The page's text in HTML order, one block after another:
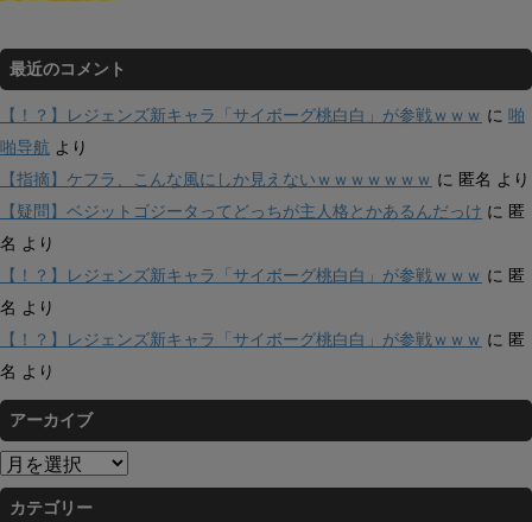
最近のコメント
【！？】レジェンズ新キャラ「サイボーグ桃白白」が参戦ｗｗｗ に 啪
啪导航 より
【指摘】ケフラ、こんな風にしか見えないｗｗｗｗｗｗｗ に 匿名 より
【疑問】ベジットゴジータってどっちが主人格とかあるんだっけ に 匿
名 より
【！？】レジェンズ新キャラ「サイボーグ桃白白」が参戦ｗｗｗ に 匿
名 より
【！？】レジェンズ新キャラ「サイボーグ桃白白」が参戦ｗｗｗ に 匿
名 より
アーカイブ
ア
ー
カカテゴリー